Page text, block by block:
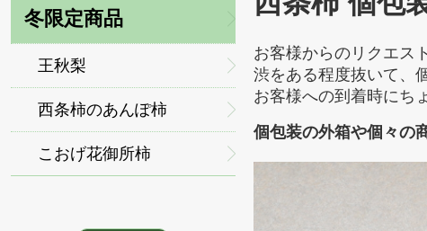
お客様からのリクエス
渋をある程度抜いて、
お客様への到着時にち
個包装の外箱や個々の
冬限定商品
王秋梨
西条柿のあんぽ柿
こおげ花御所柿